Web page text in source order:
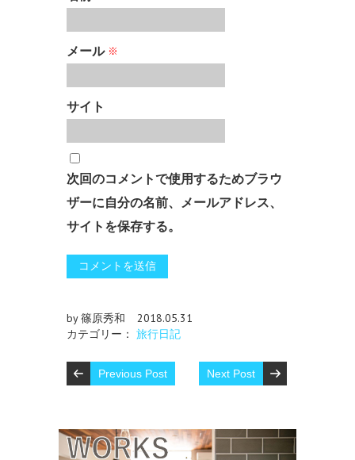
メール ※
サイト
次回のコメントで使用するためブラウ
ザーに自分の名前、メールアドレス、
サイトを保存する。
by 篠原秀和
2018.05.31
カテゴリー： 旅行日記
Previous Post Next Post